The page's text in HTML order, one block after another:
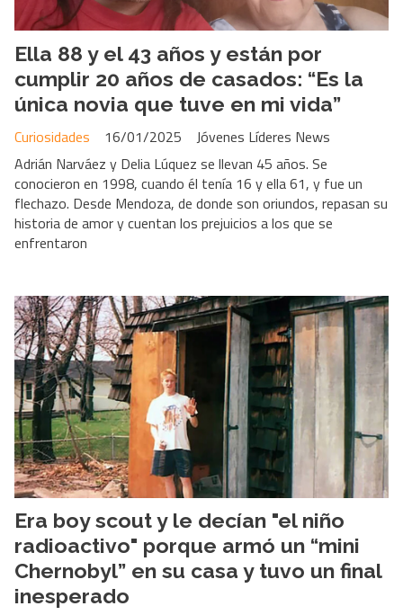
Ella 88 y el 43 años y están por
cumplir 20 años de casados: “Es la
única novia que tuve en mi vida”
Jóvenes Líderes News
Curiosidades
16/01/2025
Adrián Narváez y Delia Lúquez se llevan 45 años. Se
conocieron en 1998, cuando él tenía 16 y ella 61, y fue un
flechazo. Desde Mendoza, de donde son oriundos, repasan su
historia de amor y cuentan los prejuicios a los que se
enfrentaron
Era boy scout y le decían "el niño
radioactivo" porque armó un “mini
Chernobyl” en su casa y tuvo un final
inesperado